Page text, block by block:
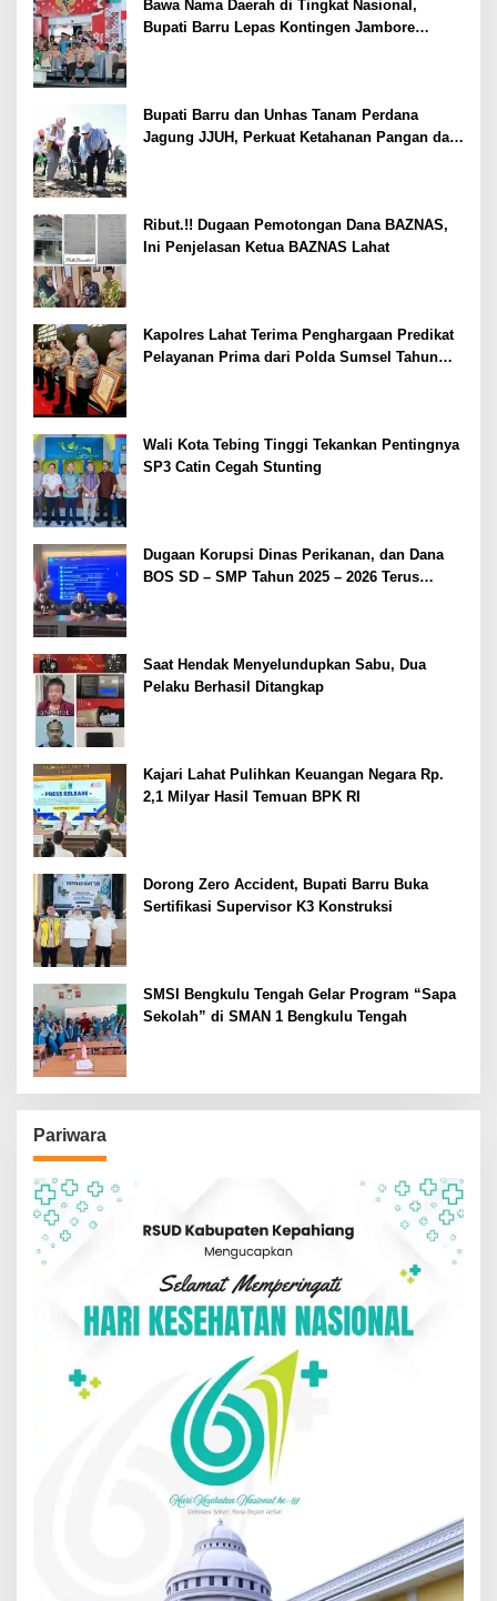
Bawa Nama Daerah di Tingkat Nasional,
Bupati Barru Lepas Kontingen Jambore
Bupati Barru dan Unhas Tanam Perdana
Jagung JJUH, Perkuat Ketahanan Pangan dan
Ribut.!! Dugaan Pemotongan Dana BAZNAS,
Ini Penjelasan Ketua BAZNAS Lahat
Kapolres Lahat Terima Penghargaan Predikat
Pelayanan Prima dari Polda Sumsel Tahun
Wali Kota Tebing Tinggi Tekankan Pentingnya
SP3 Catin Cegah Stunting
Dugaan Korupsi Dinas Perikanan, dan Dana
BOS SD – SMP Tahun 2025 – 2026 Terus
Saat Hendak Menyelundupkan Sabu, Dua
Pelaku Berhasil Ditangkap
Kajari Lahat Pulihkan Keuangan Negara Rp.
2,1 Milyar Hasil Temuan BPK RI
Dorong Zero Accident, Bupati Barru Buka
Sertifikasi Supervisor K3 Konstruksi
SMSI Bengkulu Tengah Gelar Program “Sapa
Sekolah” di SMAN 1 Bengkulu Tengah
Pariwara